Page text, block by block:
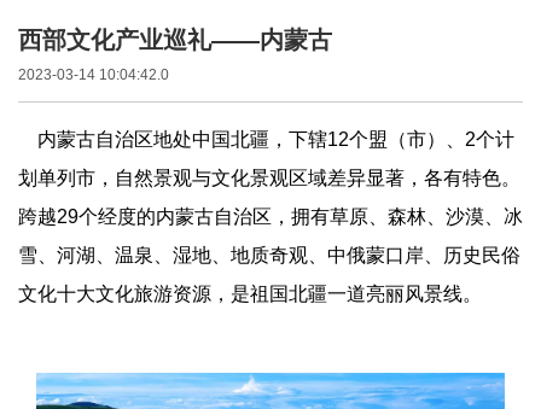
西部文化产业巡礼——内蒙古
2023-03-14 10:04:42.0
内蒙古自治区地处中国北疆，下辖12个盟（市）、2个计
划单列市，自然景观与文化景观区域差异显著，各有特色。
跨越29个经度的内蒙古自治区，拥有草原、森林、沙漠、冰
雪、河湖、温泉、湿地、地质奇观、中俄蒙口岸、历史民俗
文化十大文化旅游资源，是祖国北疆一道亮丽风景线。